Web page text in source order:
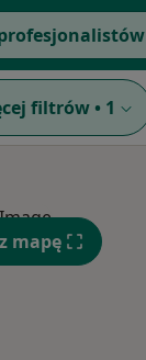
filtrów • 1
mapę